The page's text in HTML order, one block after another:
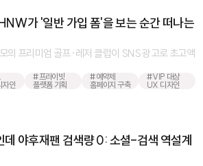
가 '일반 가입 폼'을 보는 순간 떠나는
의 프리미엄 골프·레저 클럽이 SNS 광고로 초고액
자인
#프라이빗
플랫폼 기획
#예약제
홈페이지 구축
#VIP 대상
UX 디자인
야후재팬 검색량 0: 소셜-검색 역설계